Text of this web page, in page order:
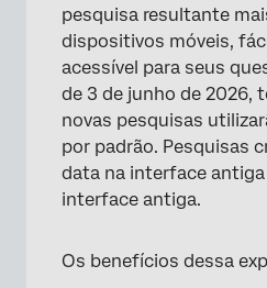
Ativação da nova
Definição de uma
de Pesquisa em toda a
Perguntas frequentes
pesquisa resultante
dispositivos móveis,
acessível para seus
de 3 de junho de 2026,
novas pesquisas
por padrão. Pesquisas
data na interface
interface antiga.
Os benefícios dessa